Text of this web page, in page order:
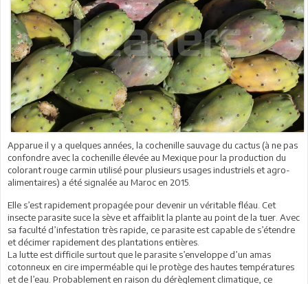
Apparue il y a quelques années, la cochenille sauvage du cactus (à ne pas
confondre avec la cochenille élevée au Mexique pour la production du
colorant rouge carmin utilisé pour plusieurs usages industriels et agro-
alimentaires) a été signalée au Maroc en 2015.
Elle s’est rapidement propagée pour devenir un véritable fléau. Cet
insecte parasite suce la sève et affaiblit la plante au point de la tuer. Avec
sa faculté d’infestation très rapide, ce parasite est capable de s’étendre
et décimer rapidement des plantations entières.
La lutte est difficile surtout que le parasite s’enveloppe d’un amas
cotonneux en cire imperméable qui le protège des hautes températures
et de l’eau. Probablement en raison du dérèglement climatique, ce